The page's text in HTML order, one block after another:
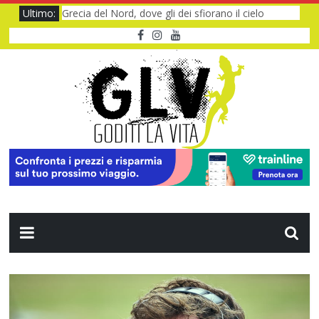
Ultimo: Grecia del Nord, dove gli dei sfiorano il cielo
Baviera da fiaba tra castelli e meraviglie
I Legnanesi a Milano 2027: risate smart
Film al cinema ad agosto 2026: le novità